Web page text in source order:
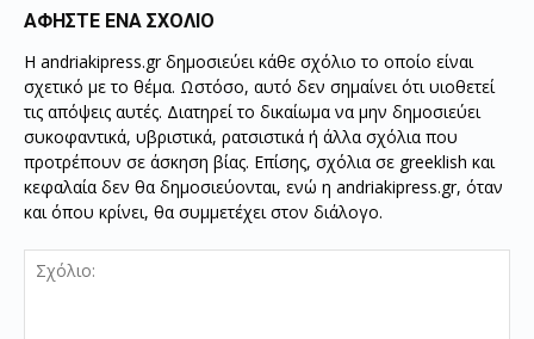
ΑΦΗΣΤΕ ΕΝΑ ΣΧΟΛΙΟ
Η andriakipress.gr δημοσιεύει κάθε σχόλιο το οποίο είναι
σχετικό με το θέμα. Ωστόσο, αυτό δεν σημαίνει ότι υιοθετεί
τις απόψεις αυτές. Διατηρεί το δικαίωμα να μην δημοσιεύει
συκοφαντικά, υβριστικά, ρατσιστικά ή άλλα σχόλια που
προτρέπουν σε άσκηση βίας. Επίσης, σχόλια σε greeklish και
κεφαλαία δεν θα δημοσιεύονται, ενώ η andriakipress.gr, όταν
και όπου κρίνει, θα συμμετέχει στον διάλογο.